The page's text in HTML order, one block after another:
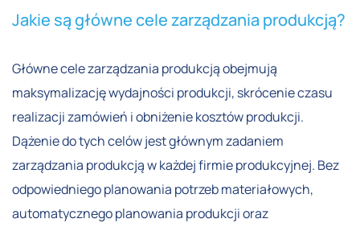
Jakie są główne cele zarządzania produkcją?
Główne cele zarządzania produkcją obejmują
maksymalizację wydajności produkcji, skrócenie czasu
realizacji zamówień i obniżenie kosztów produkcji.
Dążenie do tych celów jest głównym zadaniem
zarządzania produkcją w każdej firmie produkcyjnej. Bez
odpowiedniego planowania potrzeb materiałowych,
automatycznego planowania produkcji oraz